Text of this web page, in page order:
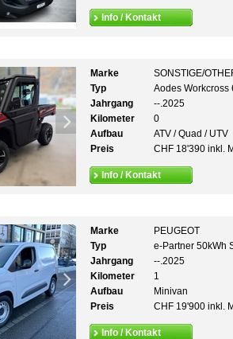
Info / Kontakt
Marke
SONSTIGE/
Typ
Aodes Workcross
Jahrgang
--.2025
Kilometer
0
Aufbau
ATV / Quad / UTV
Preis
CHF 18'390 inkl.
Info / Kontakt
Marke
PEUGEOT
Typ
e-Partner 50kWh
Jahrgang
--.2025
Kilometer
1
Aufbau
Minivan
Preis
CHF 19'900 inkl.
Info / Kontakt